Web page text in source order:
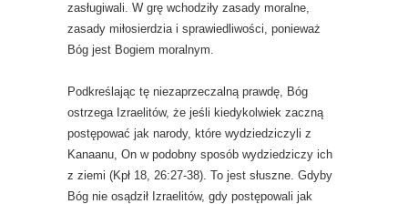
zasługiwali. W grę wchodziły zasady moralne,
zasady miłosierdzia i sprawiedliwości, ponieważ
Bóg jest Bogiem moralnym.
Podkreślając tę ​​niezaprzeczalną prawdę, Bóg
ostrzega Izraelitów, że jeśli kiedykolwiek zaczną
postępować jak narody, które wydziedziczyli z
Kanaanu, On w podobny sposób wydziedziczy ich
z ziemi (Kpł 18, 26:27-38). To jest słuszne. Gdyby
Bóg nie osądził Izraelitów, gdy postępowali jak